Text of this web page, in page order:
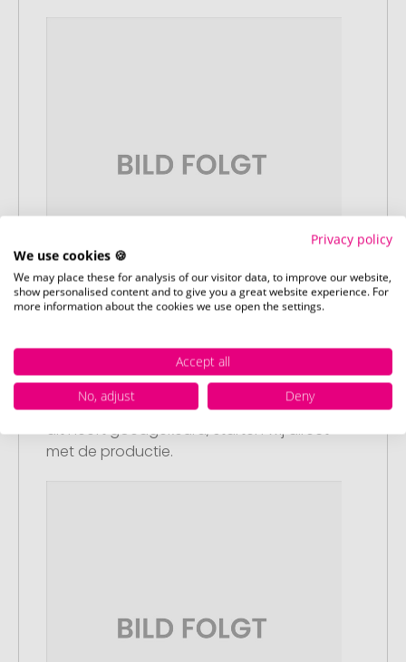
Stap 3:
Artikelvoorbeeld en goedkeuring
U ontvangt van ons een gratis
drukvoorbeeld met uw ontwerp. Zodra u
dit heeft goedgekeurd, starten wij direct
met de productie.
Privacy policy
We use cookies 🍪
We may place these for analysis of our visitor data, to improve our website,
show personalised content and to give you a great website experience. For
more information about the cookies we use open the settings.
Accept all
No, adjust
Deny